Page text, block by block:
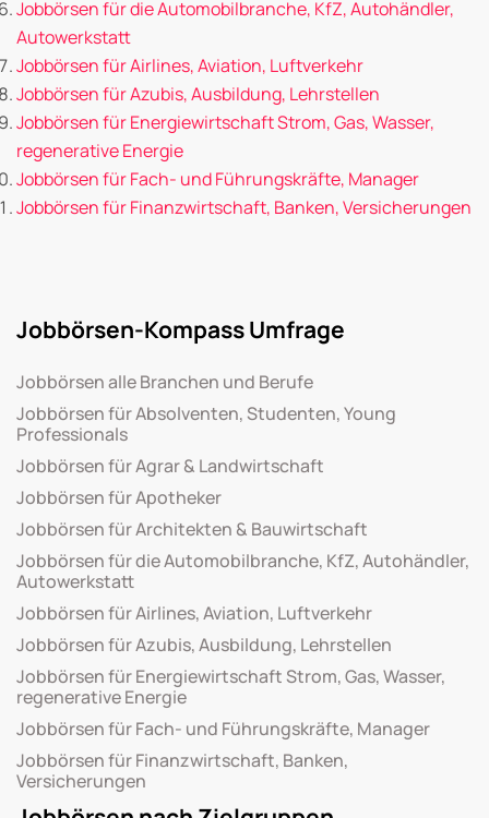
Jobbörsen für die Automobilbranche, KfZ, Autohändler,
Autowerkstatt
Jobbörsen für Airlines, Aviation, Luftverkehr
Jobbörsen für Azubis, Ausbildung, Lehrstellen
Jobbörsen für Energiewirtschaft Strom, Gas, Wasser,
regenerative Energie
Jobbörsen für Fach- und Führungskräfte, Manager
Jobbörsen für Finanzwirtschaft, Banken, Versicherungen
Jobbörsen-Kompass Umfrage
Jobbörsen alle Branchen und Berufe
Jobbörsen für Absolventen, Studenten, Young
Professionals
Jobbörsen für Agrar & Landwirtschaft
Jobbörsen für Apotheker
Jobbörsen für Architekten & Bauwirtschaft
Jobbörsen für die Automobilbranche, KfZ, Autohändler,
Autowerkstatt
Jobbörsen für Airlines, Aviation, Luftverkehr
Jobbörsen für Azubis, Ausbildung, Lehrstellen
Jobbörsen für Energiewirtschaft Strom, Gas, Wasser,
regenerative Energie
Jobbörsen für Fach- und Führungskräfte, Manager
Jobbörsen für Finanzwirtschaft, Banken,
Versicherungen